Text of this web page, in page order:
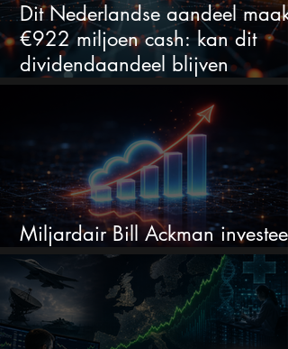
Dit Nederlandse aandeel maakt
€922 miljoen cash: kan dit
dividendaandeel blijven
verhogen?
Miljardair Bill Ackman investeert
miljarden in dit techaandeel